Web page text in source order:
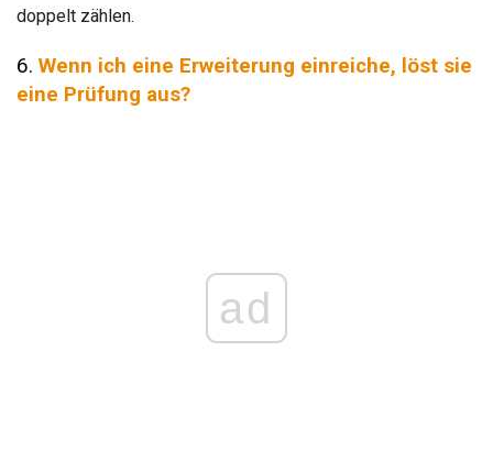
doppelt zählen.
6. Wenn ich eine Erweiterung einreiche, löst sie
eine Prüfung aus?
ad